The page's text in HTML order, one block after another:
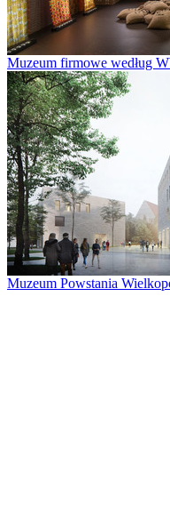
Muzeum firmowe według
Muzeum Powstania